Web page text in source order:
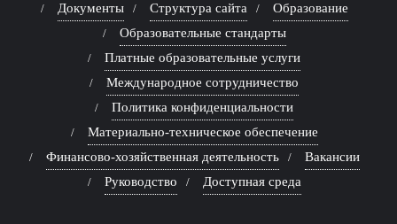
Документы
Структура сайта
Образование
Образовательные стандарты
Платные образовательные услуги
Международное сотрудничество
Политика конфиденциальности
Материально-техническое обеспечение
Финансово-хозяйственная деятельность
Вакансии
Руководство
Доступная среда